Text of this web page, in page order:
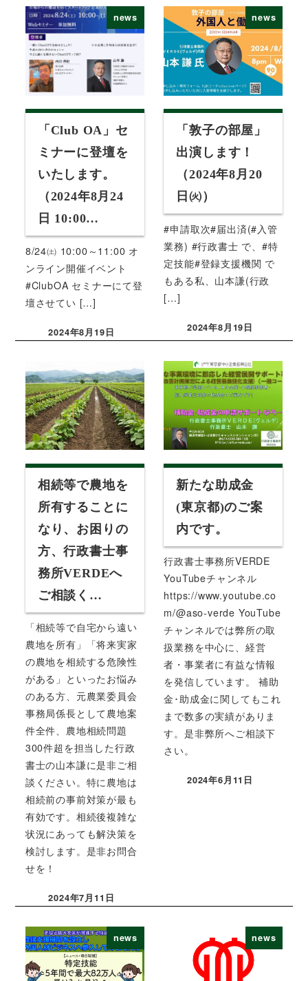
news
「Club OA」セ
ミナーに登壇を
いたします。
（2024年8月24
日 10:00…
8/24㈯ 10:00～11:00 オ
ンライン開催イベント
#ClubOA セミナーにて登
壇させてい […]
投稿日
2024年8月19日
news
「敦子の部屋」
出演します！
（2024年8月20
日㈫）
#申請取次#届出済(#入管
業務) #行政書士 で、#特
定技能#登録支援機関 で
もある私、山本謙(行政
[…]
投稿日
2024年8月19日
相続等で農地を
所有することに
なり、お困りの
方、行政書士事
務所VERDEへ
ご相談く…
「相続等で自宅から遠い
農地を所有」「将来実家
の農地を相続する危険性
がある」といったお悩み
のある方、元農業委員会
事務局係長として農地案
件全件、農地相続問題
300件超を担当した行政
書士の山本謙に是非ご相
談ください。特に農地は
相続前の事前対策が最も
有効です。相続後複雑な
状況にあっても解決策を
検討します。是非お問合
せを！
投稿日
2024年7月11日
新たな助成金
(東京都)のご案
内です。
行政書士事務所VERDE
YouTubeチャンネル
https://www.youtube.co
m/@aso-verde YouTube
チャンネルでは弊所の取
扱業務を中心に、経営
者・事業者に有益な情報
を発信しています。 補助
金･助成金に関してもこれ
まで数多の実績がありま
す。是非弊所へご相談下
さい。
投稿日
2024年6月11日
news news